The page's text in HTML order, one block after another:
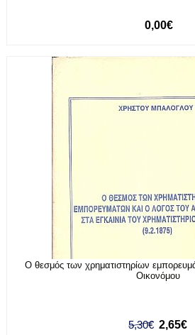
0,00€
Ο θεσμός των χρηματιστηρίων
Οικονόμου
5,30€ 2,65€